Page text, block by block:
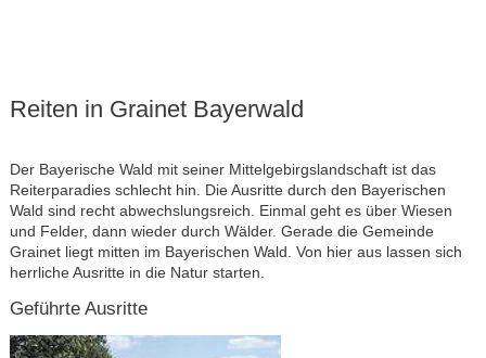
Reiten in Grainet Bayerwald
Der Bayerische Wald mit seiner Mittelgebirgslandschaft ist das
Reiterparadies schlecht hin. Die Ausritte durch den Bayerischen
Wald sind recht abwechslungsreich. Einmal geht es über Wiesen
und Felder, dann wieder durch Wälder. Gerade die Gemeinde
Grainet liegt mitten im Bayerischen Wald. Von hier aus lassen sich
herrliche Ausritte in die Natur starten.
Geführte Ausritte